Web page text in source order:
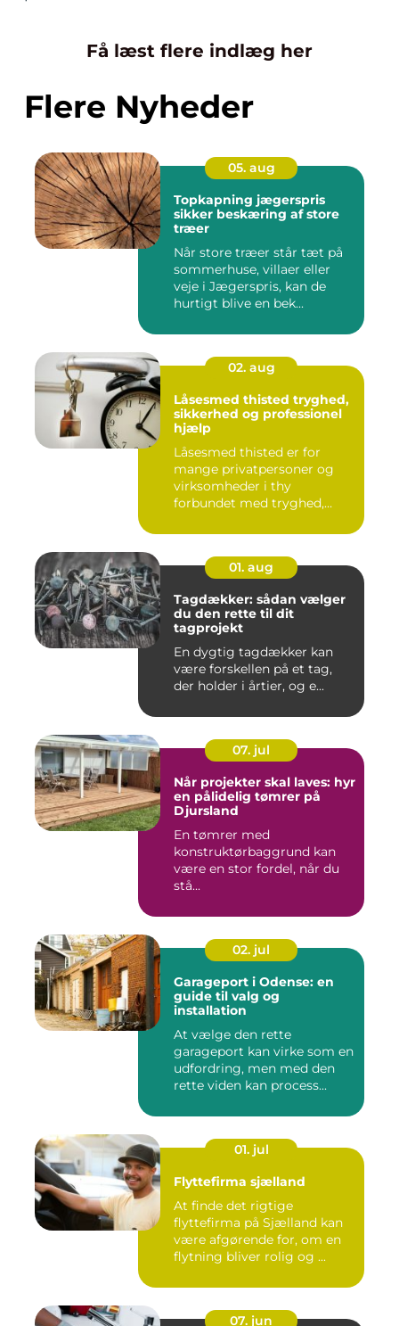
Få læst flere indlæg her
Flere Nyheder
05. aug
Topkapning jægerspris
sikker beskæring af store
træer
Når store træer står tæt på
sommerhuse, villaer eller
veje i Jægerspris, kan de
hurtigt blive en bek...
02. aug
Låsesmed thisted tryghed,
sikkerhed og professionel
hjælp
Låsesmed thisted er for
mange privatpersoner og
virksomheder i thy
forbundet med tryghed,
01. aug
Tagdækker: sådan vælger
du den rette til dit
tagprojekt
En dygtig tagdækker kan
være forskellen på et tag,
der holder i årtier, og e...
07. jul
Når projekter skal laves: hyr
en pålidelig tømrer på
Djursland
En tømrer med
konstruktørbaggrund kan
være en stor fordel, når du
stå...
02. jul
Garageport i Odense: en
guide til valg og
installation
At vælge den rette
garageport kan virke som en
udfordring, men med den
rette viden kan process...
01. jul
Flyttefirma sjælland
At finde det rigtige
flyttefirma på Sjælland kan
være afgørende for, om en
flytning bliver rolig og ...
07. jun